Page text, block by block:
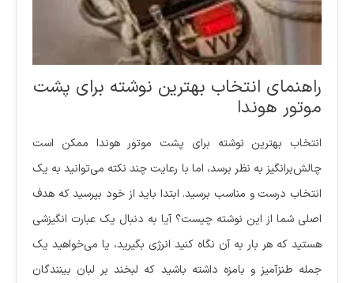
راهنمای انتخاب بهترین نوشته برای پشت
موتور هوندا
انتخاب بهترین نوشته برای پشت موتور هوندا ممکن است
چالش‌برانگیز به نظر برسد، اما با رعایت چند نکته می‌توانید به یک
انتخاب درست و مناسب برسید. ابتدا باید از خود بپرسید که هدف
اصلی شما از این نوشته چیست؟ آیا به دنبال یک عبارت انگیزشی
هستید که هر بار به آن نگاه کنید انرژی بگیرید، یا می‌خواهید یک
جمله طنزآمیز و بامزه داشته باشید که لبخند بر لبان بینندگان